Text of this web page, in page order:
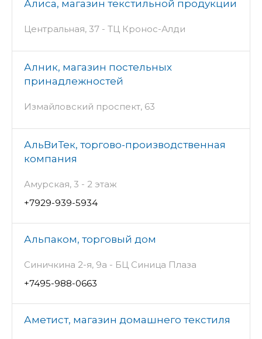
Алиса, магазин текстильной продукции
Центральная, 37 - ТЦ Кронос-Алди
Алник, магазин постельных
принадлежностей
Измайловский проспект, 63
АльВиТек, торгово-производственная
компания
Амурская, 3 - 2 этаж
+7929-939-5934
Альпаком, торговый дом
Синичкина 2-я, 9а - БЦ Синица Плаза
+7495-988-0663
Аметист, магазин домашнего текстиля